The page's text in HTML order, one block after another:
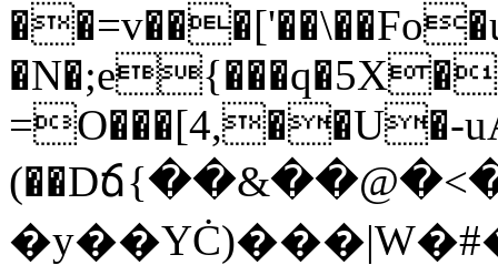
=O���[4,��U�-